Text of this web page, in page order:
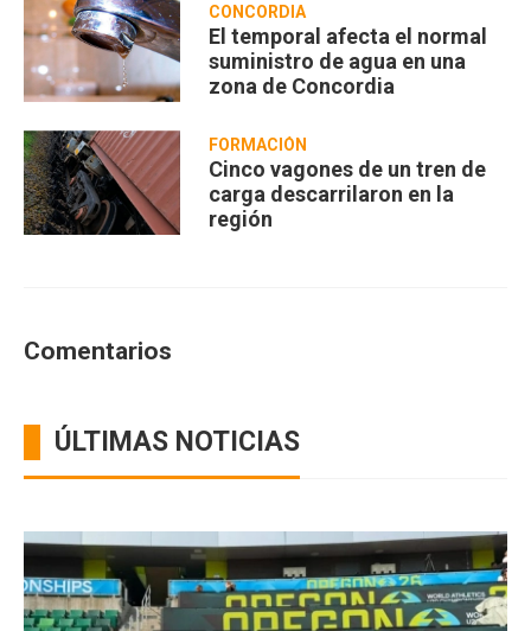
CONCORDIA
El temporal afecta el normal
suministro de agua en una
zona de Concordia
FORMACIÓN
Cinco vagones de un tren de
carga descarrilaron en la
región
Comentarios
ÚLTIMAS NOTICIAS